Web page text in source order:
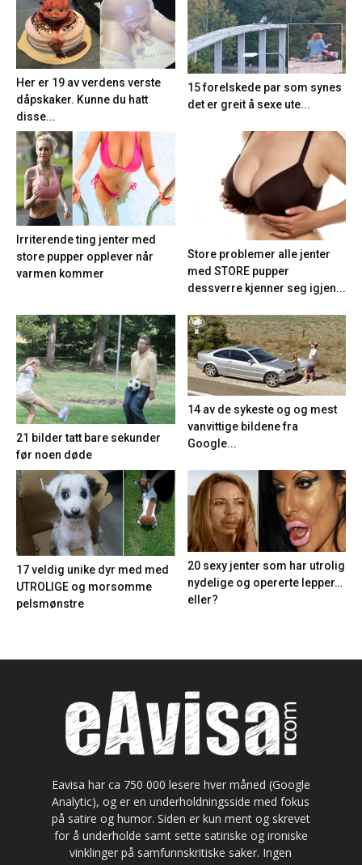
Her er 19 av verdens verste
dåpskaker. Kunne du hatt
disse...
15 forelskede par som synes
det er greit å sexe ute...
Irriterende ting jenter med
store pupper opplever når
varmen kommer
Store problemer alle jenter
med STORE pupper
dessverre kjenner seg igjen...
21 bilder tatt bare sekunder
før noen døde
14 av de sykeste og og mest
vanvittige bildene fra
Google...
17 veldig unike dyr med med
UTROLIGE og morsomme
pelsmønstre
20 sexy jenter som har utrolig
nydelige og opererte lepper…
eller?
Eavisa har ca 750 000 lesere hver måned (Google
Analytic), og er en underholdningsside med fokus
på satire og humor. Siden er kun ment og skrevet
for å underholde samt sette satiriske og ironiske
vinklinger på samfunnskritiske saker. Ingen